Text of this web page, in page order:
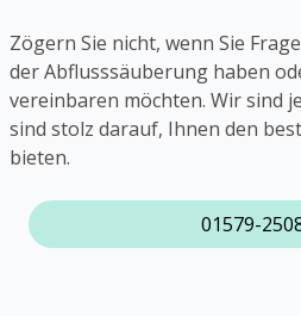
Zögern Sie nicht, wenn Sie
der Abflusssäuberung haben
vereinbaren möchten. Wir sind
sind stolz darauf, Ihnen den
bieten.
01579-